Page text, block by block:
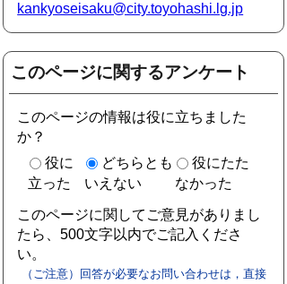
kankyoseisaku@city.toyohashi.lg.jp
このページに関するアンケート
このページの情報は役に立ちました
か？
役に
立った
どちらとも
いえない
役にたた
なかった
このページに関してご意見がありまし
たら、500文字以内でご記入くださ
い。
（ご注意）回答が必要なお問い合わせは，直接